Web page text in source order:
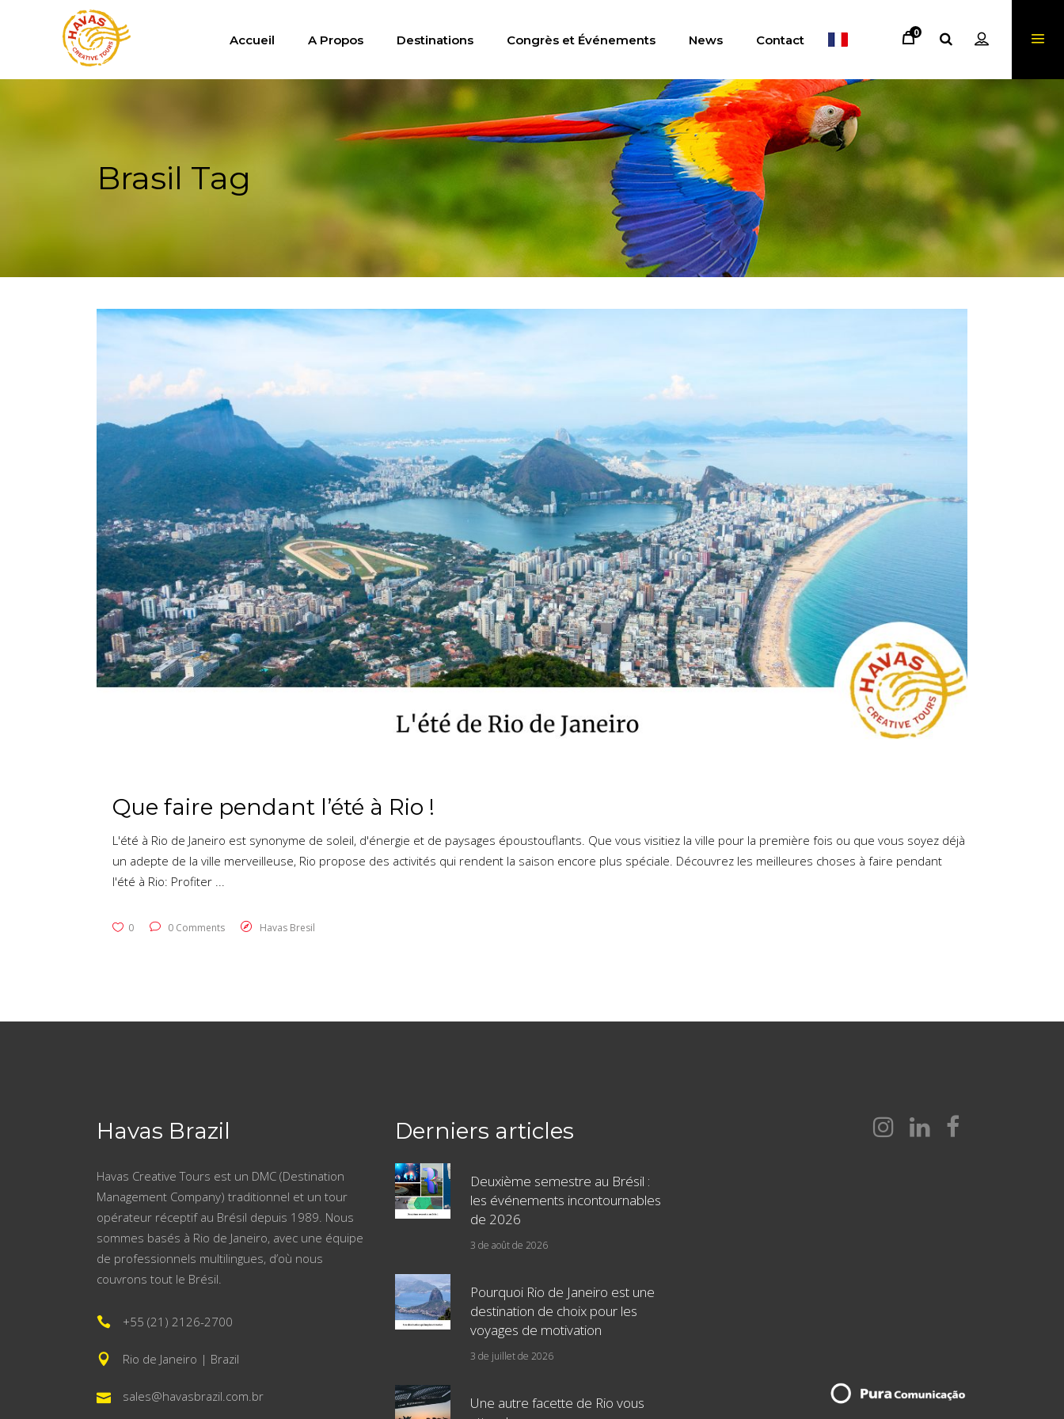
Accueil A Propos Destinations Congrès et Événements News Contact
0
Brasil Tag
Que faire pendant l’été à Rio !
L'été à Rio de Janeiro est synonyme de soleil, d'énergie et de paysages époustouflants. Que vous visitiez la ville pour la première fois ou que vous soyez déjà
un adepte de la ville merveilleuse, Rio propose des activités qui rendent la saison encore plus spéciale. Découvrez les meilleures choses à faire pendant
l'été à Rio: Profiter
0 0 Comments Havas Bresil
Havas Brazil
Havas Creative Tours est un DMC (Destination
Management Company) traditionnel et un tour
opérateur réceptif au Brésil depuis 1989. Nous
sommes basés à Rio de Janeiro, avec une équipe
de professionnels multilingues, d’où nous
couvrons tout le Brésil.
+55 (21) 2126-2700
Rio de Janeiro | Brazil
sales@havasbrazil.com.br
Derniers articles
Deuxième semestre au Brésil :
les événements incontournables
de 2026
3 de août de 2026
Pourquoi Rio de Janeiro est une
destination de choix pour les
voyages de motivation
3 de juillet de 2026
Une autre facette de Rio vous